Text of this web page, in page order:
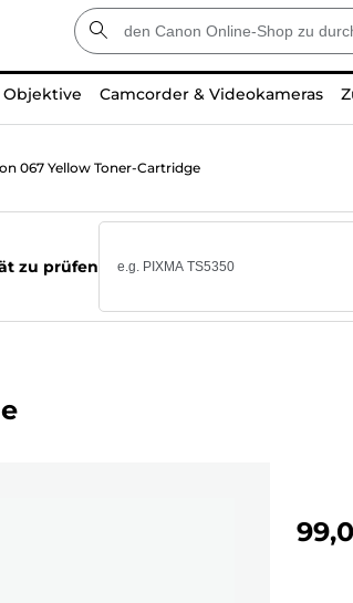
Objektive Camcorder & Videokameras
067 Yellow Toner-Cartridge
zu prüfen